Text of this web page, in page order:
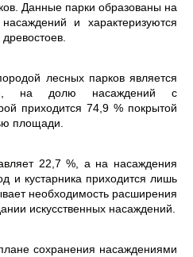
Данные парки образованы на
и характеризуются
лесных парков является
на долю насаждений с
приходится 74,9 % покрытой
площади.
22,7 %, а на насаждения
и кустарника приходится лишь
необходимость расширения
искусственных насаждений.
сохранения насаждениями